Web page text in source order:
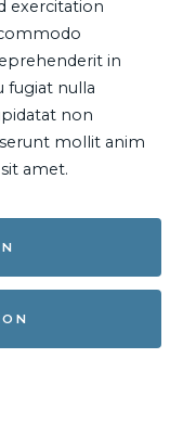
exercitation
in
fugiat nulla
non
mollit anim
amet.